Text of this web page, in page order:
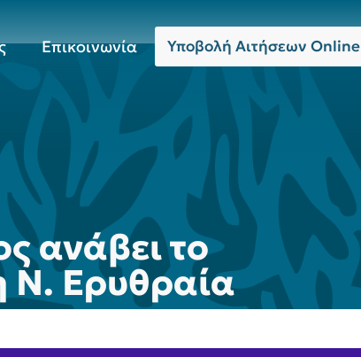
Επικοινωνία Υποβολή Αιτήσεων Online
ανάβει το
Ν. Ερυθραία